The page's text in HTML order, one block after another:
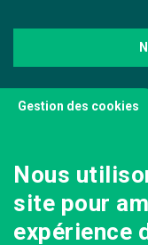
Gestion des cookies
Nous
site pour
expérience